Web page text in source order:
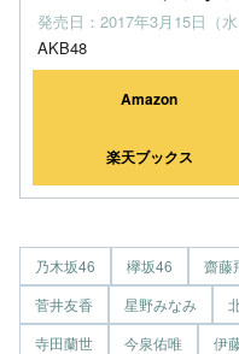
発売日：2017年3月15日（水
AKB48
Amazon
楽天ブックス
乃木坂46 欅坂46 齋藤
菅井友香
星野みなみ
寺田蘭世
今泉佑唯 伊